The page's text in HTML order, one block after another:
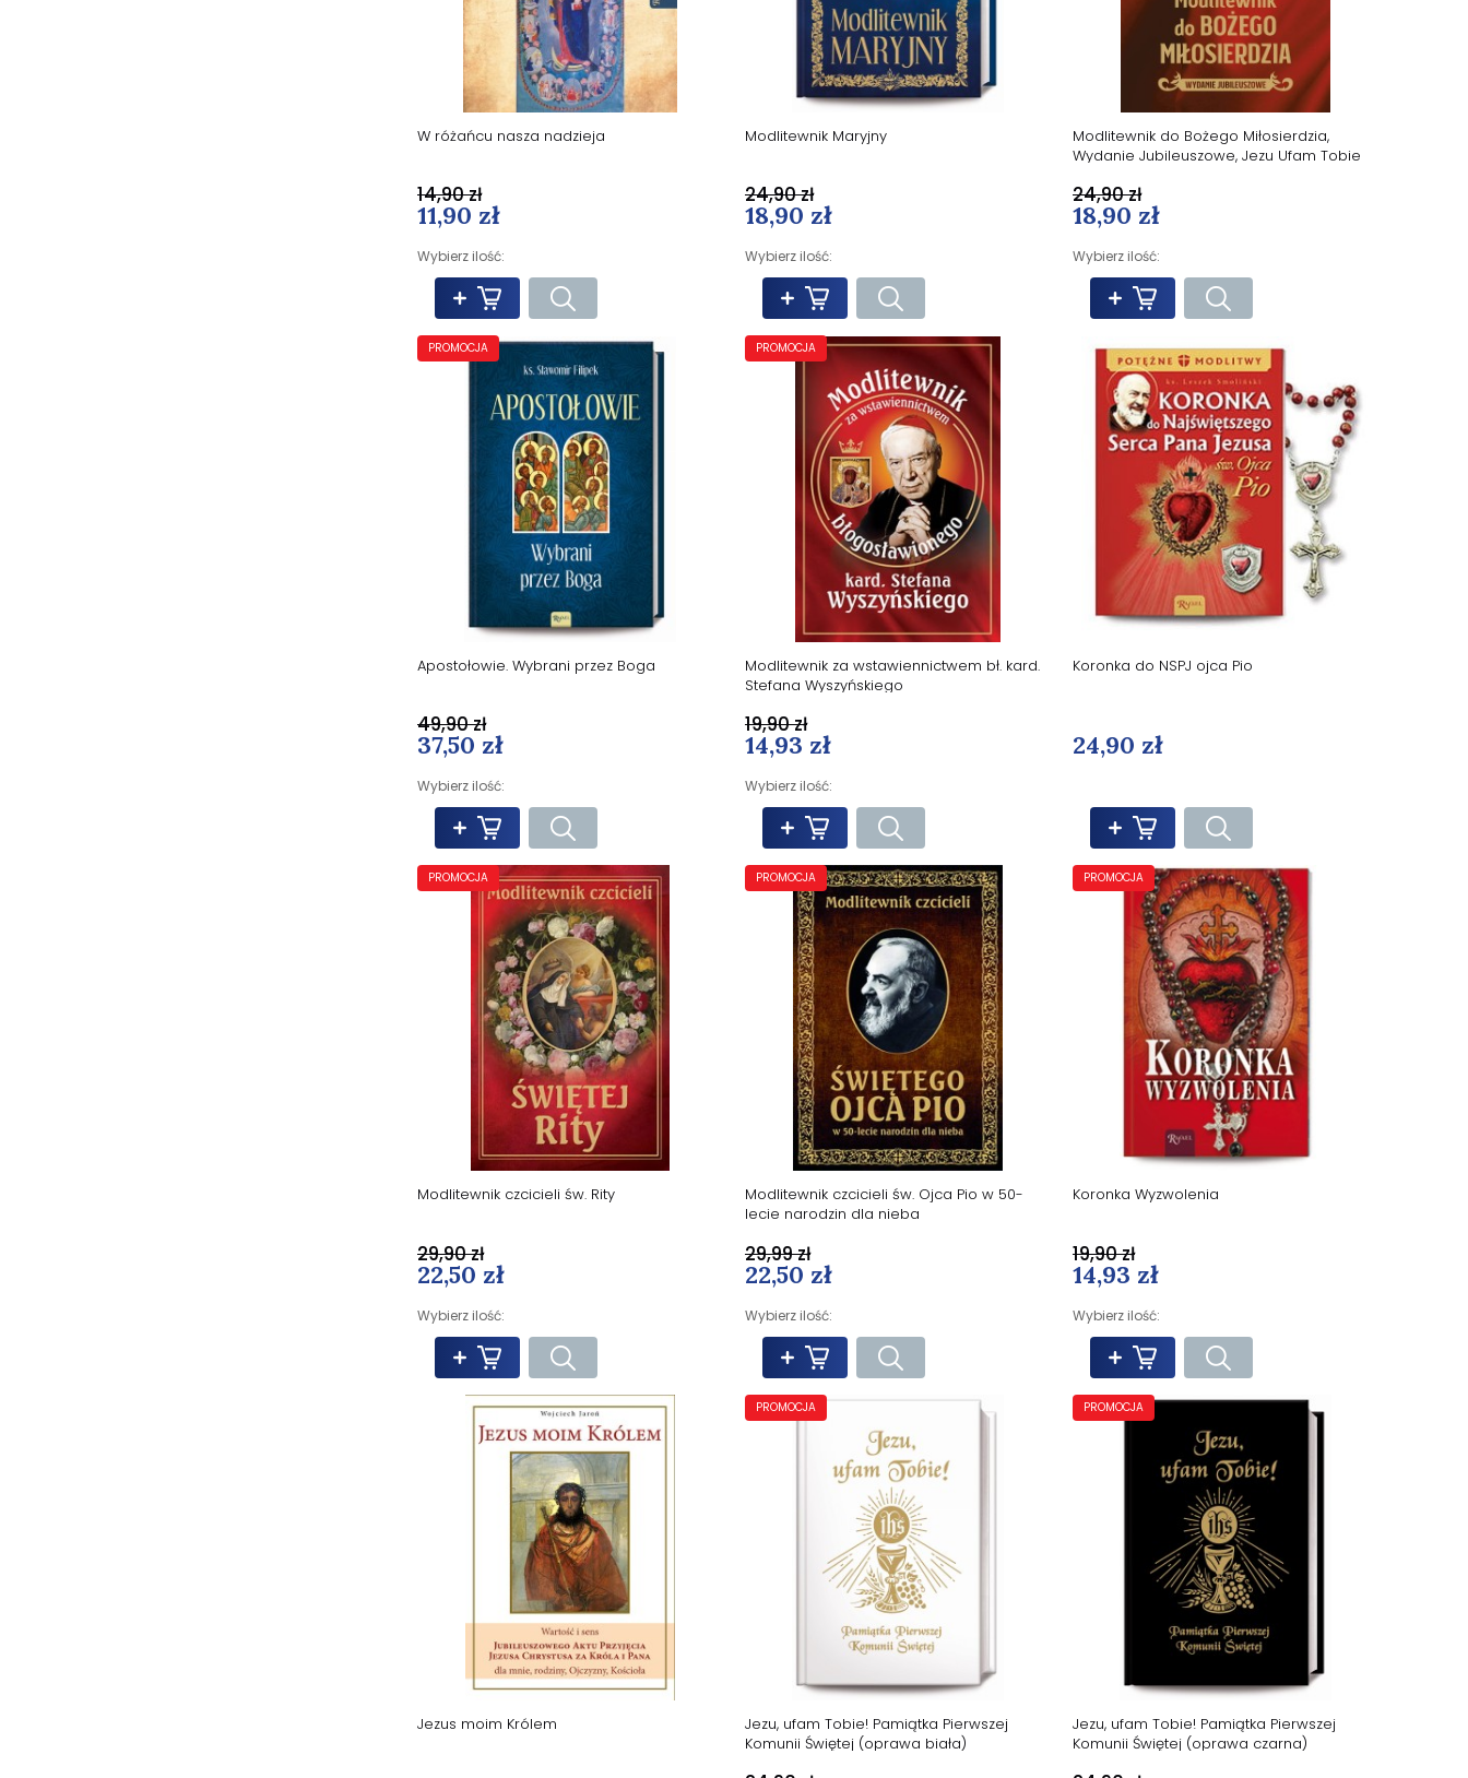
W różańcu nasza nadzieja
11,90 zł
Wybierz ilość:
14,90 zł
Modlitewnik Maryjny
18,90 zł
Wybierz ilość:
24,90 zł
Modlitewnik do Bożego Miłosierdzia,
Wydanie Jubileuszowe, Jezu Ufam Tobie
18,90 zł
Wybierz ilość:
24,90 zł
Apostołowie. Wybrani przez Boga
37,50 zł
Wybierz ilość:
49,90 zł
PROMOCJA
Modlitewnik za wstawiennictwem bł. kard.
Stefana Wyszyńskiego
14,93 zł
Wybierz ilość:
19,90 zł
PROMOCJA
Koronka do NSPJ ojca Pio
24,90 zł
Modlitewnik czcicieli św. Rity
22,50 zł
Wybierz ilość:
29,90 zł
PROMOCJA
Modlitewnik czcicieli św. Ojca Pio w 50-
lecie narodzin dla nieba
22,50 zł
Wybierz ilość:
29,99 zł
PROMOCJA
Koronka Wyzwolenia
14,93 zł
Wybierz ilość:
19,90 zł
PROMOCJA
Jezus moim Królem
Jezu, ufam Tobie! Pamiątka Pierwszej
Komunii Świętej (oprawa biała)
PROMOCJA
Jezu, ufam Tobie! Pamiątka Pierwszej
Komunii Świętej (oprawa czarna)
PROMOCJA